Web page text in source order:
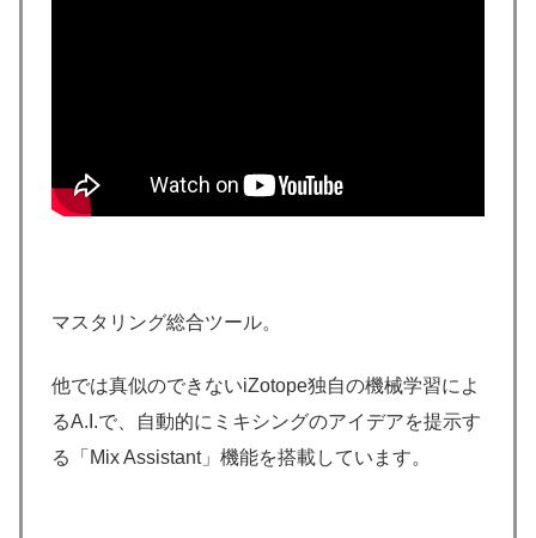
マスタリング総合ツール。
他では真似のできないiZotope独自の機械学習によ
るA.I.で、自動的にミキシングのアイデアを提示す
る「Mix Assistant」機能を搭載しています。